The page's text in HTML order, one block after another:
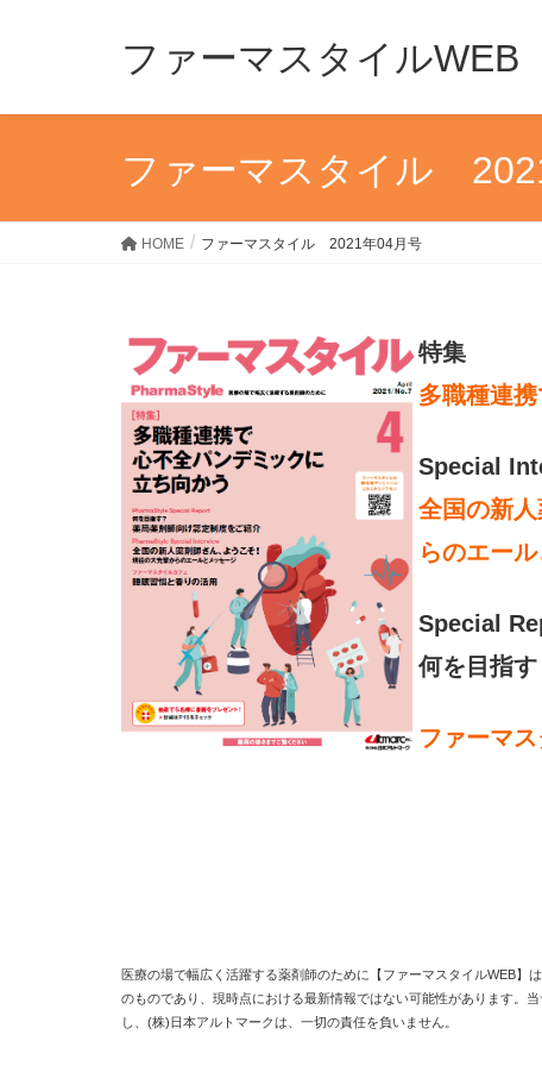
ファーマスタイルWEB
ファーマスタイル
HOME ファーマスタイル 2021年04月号
特集
多職種連
Special
全国の新
らのエー
Special
何を目指
ファーマ
医療の場で幅広く活躍する薬剤師のために【ファーマスタイルWEB】
のものであり、現時点における最新情報ではない可能性があります。
し、(株)日本アルトマークは、一切の責任を負いません。